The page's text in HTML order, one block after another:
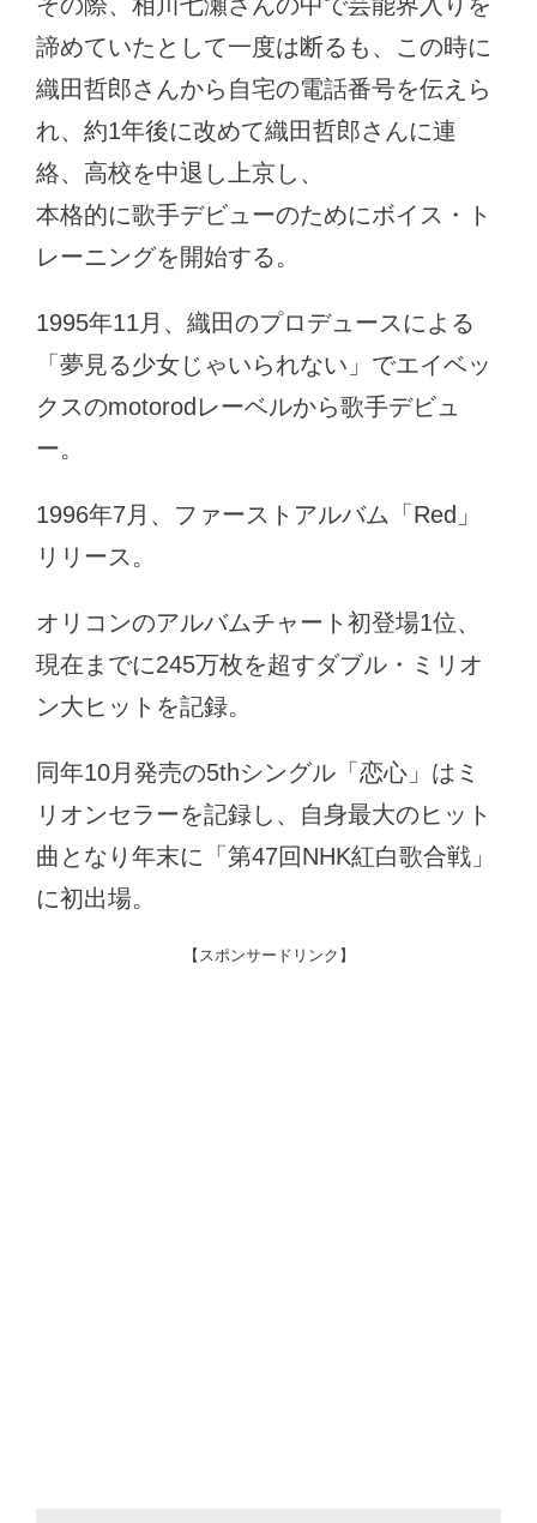
諦めていたとして一度は断るも、この時に
織田哲郎さんから自宅の電話番号を伝えら
れ、約1年後に改めて織田哲郎さんに連
絡、高校を中退し上京し、
本格的に歌手デビューのためにボイス・ト
レーニングを開始する。
1995年11月、織田のプロデュースによる
「夢見る少女じゃいられない」でエイベッ
クスのmotorodレーベルから歌手デビュ
ー。
1996年7月、ファーストアルバム「Red」
リリース。
オリコンのアルバムチャート初登場1位、
現在までに245万枚を超すダブル・ミリオ
ン大ヒットを記録。
同年10月発売の5thシングル「恋心」はミ
リオンセラーを記録し、自身最大のヒット
曲となり年末に「第47回NHK紅白歌合戦」
に初出場。
【スポンサードリンク】